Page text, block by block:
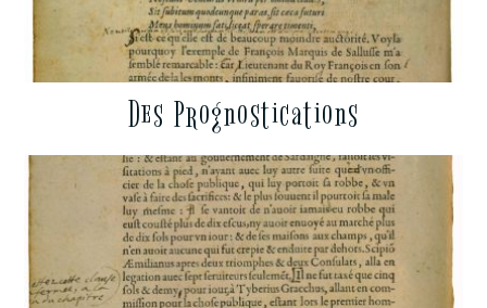
Des Prognostications